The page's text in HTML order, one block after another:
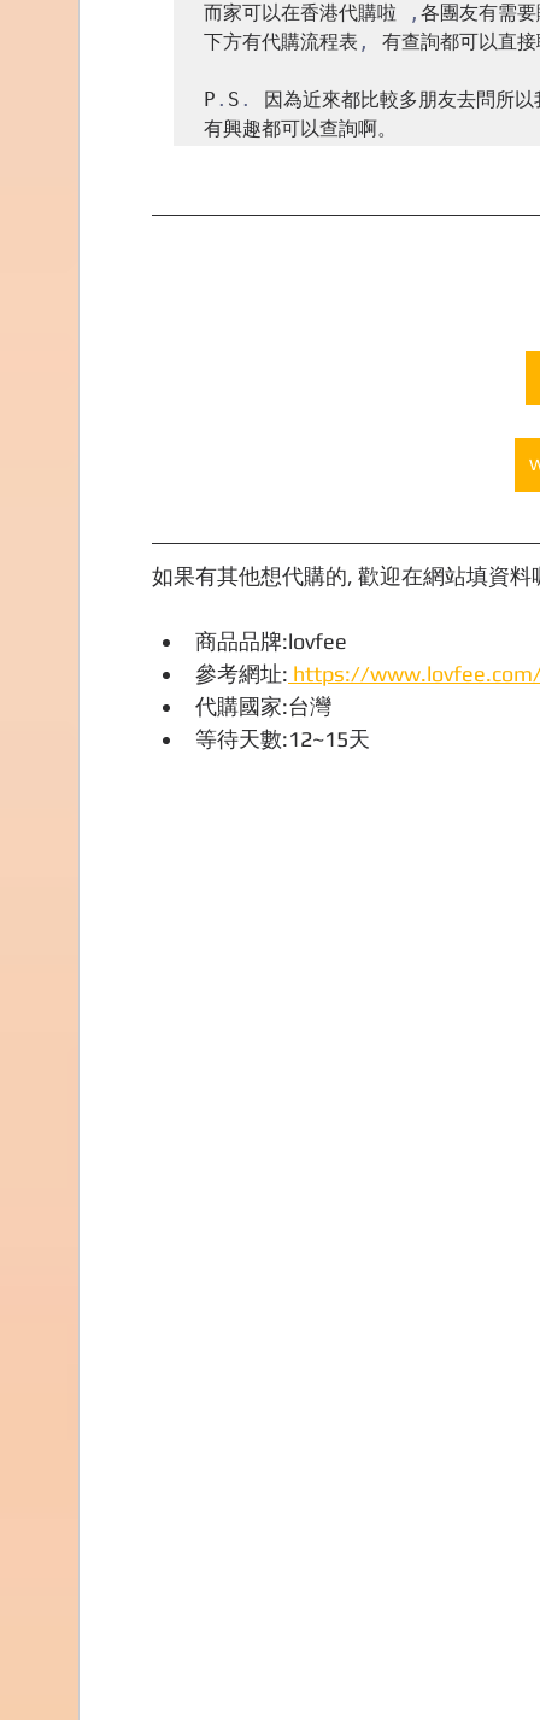
而家可以在香港代購啦
, 各團友有需
下方有代購流程表 , 有查詢都可以直
P . S .
因為近來都比較多朋友去問所
有興趣都可以查詢啊。
如果有其他想代購的, 歡迎在網站填資料
商品品牌:lovfee
參考網址: https://
代購國家:台灣
等待天數:12~15天